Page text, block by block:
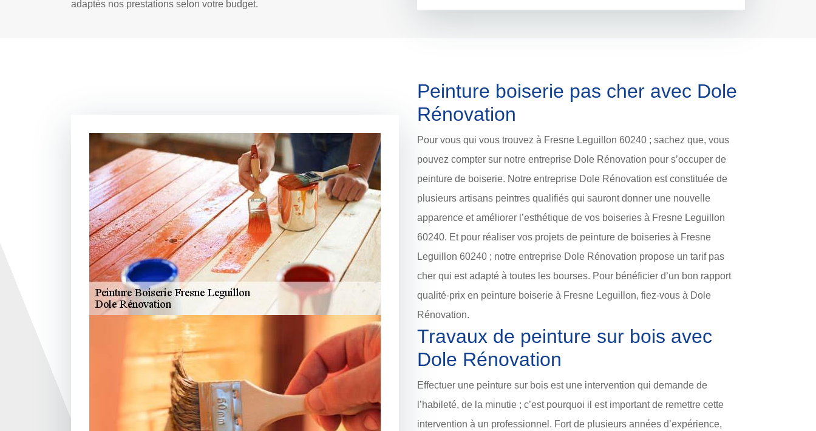
adaptés nos prestations selon votre budget.
Peinture boiserie pas cher avec Dole
Rénovation
Pour vous qui vous trouvez à Fresne Leguillon 60240 ; sachez que, vous
pouvez compter sur notre entreprise Dole Rénovation pour s’occuper de
peinture de boiserie. Notre entreprise Dole Rénovation est constituée de
plusieurs artisans peintres qualifiés qui sauront donner une nouvelle
apparence et améliorer l’esthétique de vos boiseries à Fresne Leguillon
60240. Et pour réaliser vos projets de peinture de boiseries à Fresne
Leguillon 60240 ; notre entreprise Dole Rénovation propose un tarif pas
cher qui est adapté à toutes les bourses. Pour bénéficier d’un bon rapport
qualité-prix en peinture boiserie à Fresne Leguillon, fiez-vous à Dole
Rénovation.
Travaux de peinture sur bois avec
Dole Rénovation
Effectuer une peinture sur bois est une intervention qui demande de
l’habileté, de la minutie ; c’est pourquoi il est important de remettre cette
intervention à un professionnel. Fort de plusieurs années d’expérience,